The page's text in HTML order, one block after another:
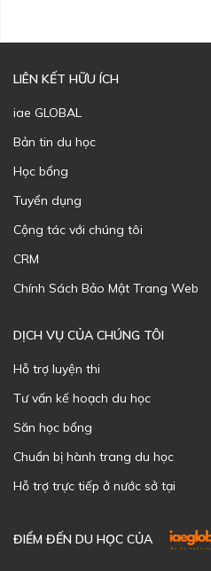
LIÊN KẾT HỮU ÍCH
iae GLOBAL
Bản tin du học
Học bổng
Tuyển dụng
Cộng tác với chúng tôi
CRM
Chính Sách Bảo Mật Trang Web
DỊCH VỤ CỦA CHÚNG TÔI
Hỗ trợ luyện thi
Tư vấn kế hoạch du học
Săn học bổng
Chuẩn bị hành trang du học
Hỗ trợ trực tiếp ở nước sở tại
ĐIỂM ĐẾN DU HỌC CỦA